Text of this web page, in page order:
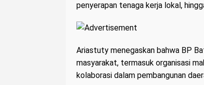
penyerapan tenaga kerja lokal,
Ariastuty menegaskan bahwa BP
masyarakat, termasuk organisasi
kolaborasi dalam pembangunan